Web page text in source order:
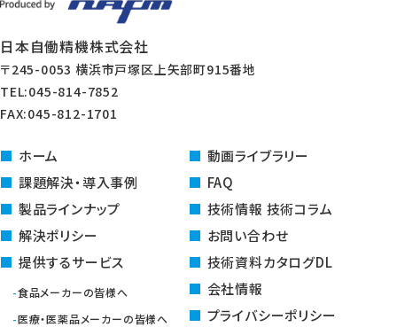
日本自働精機株式会社
〒245-0053 横浜市戸塚区上矢部町915番地
TEL:045-814-7852
FAX:045-812-1701
ホーム
課題解決・導入事例
製品ラインナップ
解決ポリシー
提供するサービス
食品メーカーの皆様へ
医療・医薬品メーカーの皆様へ
動画ライブラリー
FAQ
技術情報 技術コラム
お問い合わせ
技術資料カタログDL
会社情報
プライバシーポリシー